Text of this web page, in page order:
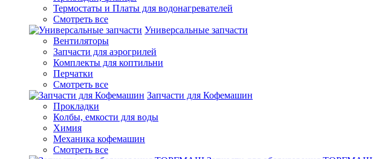
Термостаты и Платы для водонагревателей
Смотреть все
Универсальные запчасти
Вентиляторы
Запчасти для аэрогрилей
Комплекты для коптильни
Перчатки
Смотреть все
Запчасти для Кофемашин
Прокладки
Колбы, емкости для воды
Химия
Механика кофемашин
Смотреть все